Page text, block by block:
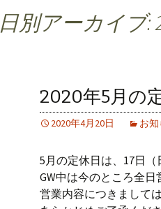
日別アーカイブ:
2020年5月の
2020年4月20日 お
5月の定休日は、17日（
GW中は今のところ全日
営業内容につきまして